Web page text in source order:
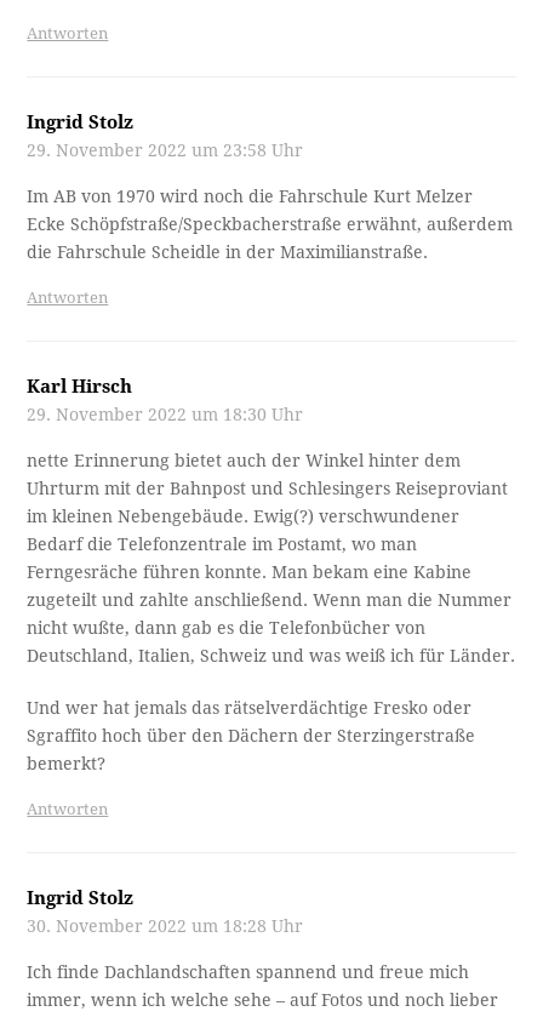
Antworten
Ingrid Stolz
29. November 2022 um 23:58 Uhr
Im AB von 1970 wird noch die Fahrschule Kurt Melzer
Ecke Schöpfstraße/Speckbacherstraße erwähnt, außerdem
die Fahrschule Scheidle in der Maximilianstraße.
Antworten
Karl Hirsch
29. November 2022 um 18:30 Uhr
nette Erinnerung bietet auch der Winkel hinter dem
Uhrturm mit der Bahnpost und Schlesingers Reiseproviant
im kleinen Nebengebäude. Ewig(?) verschwundener
Bedarf die Telefonzentrale im Postamt, wo man
Ferngesräche führen konnte. Man bekam eine Kabine
zugeteilt und zahlte anschließend. Wenn man die Nummer
nicht wußte, dann gab es die Telefonbücher von
Deutschland, Italien, Schweiz und was weiß ich für Länder.
Und wer hat jemals das rätselverdächtige Fresko oder
Sgraffito hoch über den Dächern der Sterzingerstraße
bemerkt?
Antworten
Ingrid Stolz
30. November 2022 um 18:28 Uhr
Ich finde Dachlandschaften spannend und freue mich
immer, wenn ich welche sehe – auf Fotos und noch lieber